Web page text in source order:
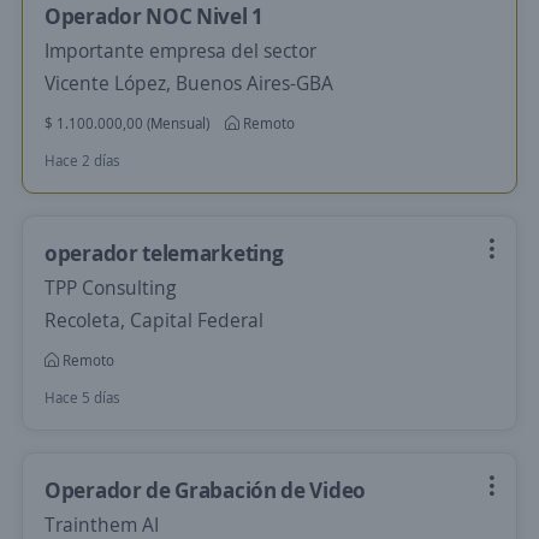
Operador NOC Nivel 1
Importante empresa del sector
Vicente López, Buenos Aires-GBA
$ 1.100.000,00 (Mensual)
Remoto
Hace 2 días
operador telemarketing
TPP Consulting
Recoleta, Capital Federal
Remoto
Hace 5 días
Operador de Grabación de Video
Trainthem AI